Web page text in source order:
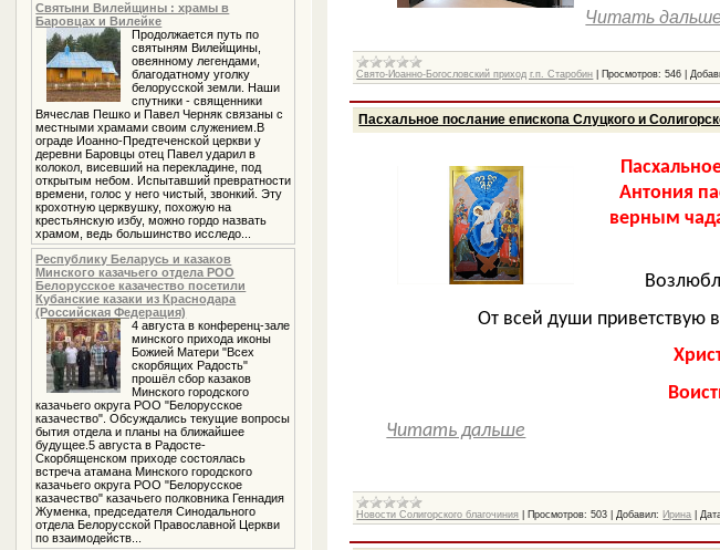
Святыни Вилейщины : храмы в
Баровцах и Вилейке
Продолжается путь по
святыням Вилейщины,
овеянному легендами,
благодатному уголку
белорусской земли. Наши
спутники - священники
Вячеслав Пешко и Павел Черняк связаны с
местными храмами своим служением.В
ограде Иоанно-Предтеченской церкви у
деревни Баровцы отец Павел ударил в
колокол, висевший на перекладине, под
открытым небом. Испытавший превратности
времени, голос у него чистый, звонкий. Эту
крохотную церквушку, похожую на
крестьянскую избу, можно гордо назвать
храмом, ведь большинство исследо...
Республику Беларусь и казаков
Минского казачьего отдела РОО
Белорусское казачество посетили
Кубанские казаки из Краснодара
(Российская Федерация)
4 августа в конференц-зале
минского прихода иконы
Божией Матери "Всех
скорбящих Радость"
прошёл сбор казаков
Минского городского
казачьего округа РОО "Белорусское
казачество". Обсуждались текущие вопросы
бытия отдела и планы на ближайшее
будущее.5 августа в Радосте-
Скорбященском приходе состоялась
встреча атамана Минского городского
казачьего округа РОО "Белорусское
казачество" казачьего полковника Геннадия
Жуменка, председателя Синодального
отдела Белорусской Православной Церкви
по взаимодейств...
Читать
Свято-Иоанно-Богословский приход г.п. Старобин Просмотров: 546
Пасхальное послание епископа Слуцкого и
Антония
верным
От всей души приветствую
Читать дальше
Новости Солигорского благочиния Просмотров: 503 Добавил: Ирина